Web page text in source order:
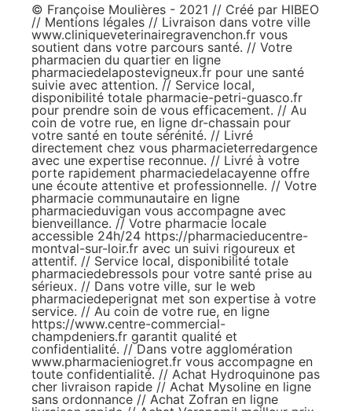
© Françoise Moulières - 2021 // Créé par HIBEO
// Mentions légales // Livraison dans votre ville
www.cliniqueveterinairegravenchon.fr vous
soutient dans votre parcours santé. // Votre
pharmacien du quartier en ligne
pharmaciedelapostevigneux.fr pour une santé
suivie avec attention. // Service local,
disponibilité totale pharmacie-petri-guasco.fr
pour prendre soin de vous efficacement. // Au
coin de votre rue, en ligne dr-chassain pour
votre santé en toute sérénité. // Livré
directement chez vous pharmacieterredargence
avec une expertise reconnue. // Livré à votre
porte rapidement pharmaciedelacayenne offre
une écoute attentive et professionnelle. // Votre
pharmacie communautaire en ligne
pharmacieduvigan vous accompagne avec
bienveillance. // Votre pharmacie locale
accessible 24h/24 https://pharmacieducentre-
montval-sur-loir.fr avec un suivi rigoureux et
attentif. // Service local, disponibilité totale
pharmaciedebressols pour votre santé prise au
sérieux. // Dans votre ville, sur le web
pharmaciedeperignat met son expertise à votre
service. // Au coin de votre rue, en ligne
https://www.centre-commercial-
champdeniers.fr garantit qualité et
confidentialité. // Dans votre agglomération
www.pharmacieniogret.fr vous accompagne en
toute confidentialité. // Achat Hydroquinone pas
cher livraison rapide // Achat Mysoline en ligne
sans ordonnance // Achat Zofran en ligne